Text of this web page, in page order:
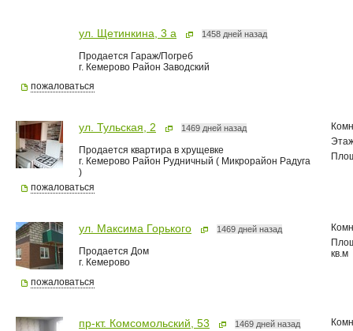
ул. Щетинкина, 3 а 1458 дней назад
Продается Гараж/Погреб
г. Кемерово Район Заводский
пожаловаться
ул. Тульская, 2 1469 дней назад
Продается квартира в хрущевке
г. Кемерово Район Рудничный ( Микрорайон Радуга
)
пожаловаться
ул. Максима Горького 1469 дней назад
Продается Дом
г. Кемерово
кв.м
пожаловаться
пр-кт. Комсомольский, 53 1469 дней назад